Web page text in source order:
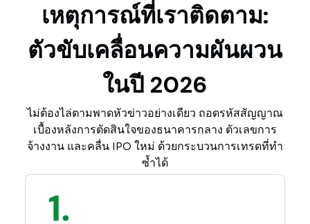
เหตุการณ์ที่เราติดตาม:
ตัวขับเคลื่อนความผันผวน
ในปี 2026
ไม่ต้องไล่ตามพาดหัวข่าวอย่างเดียว ถอดรหัสสัญญาณ
เบื้องหลังการตัดสินใจของธนาคารกลาง ตัวเลขการ
จ้างงาน และคลื่น IPO ใหม่ ด้วยกระบวนการเทรดที่ทำ
ซ้ำได้